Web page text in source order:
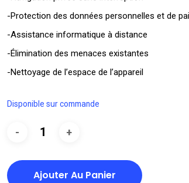
-Protection des données personnelles et de
-Assistance informatique à distance
-Élimination des menaces existantes
-Nettoyage de l’espace de l’appareil
Disponible sur commande
Ajouter Au Panier